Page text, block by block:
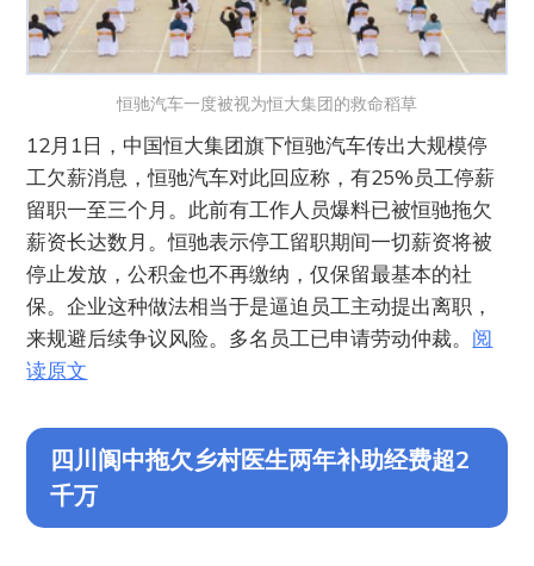
恒驰汽车一度被视为恒大集团的救命稻草
12月1日，中国恒大集团旗下恒驰汽车传出大规模停
工欠薪消息，恒驰汽车对此回应称，有25%员工停薪
留职一至三个月。此前有工作人员爆料已被恒驰拖欠
薪资长达数月。恒驰表示停工留职期间一切薪资将被
停止发放，公积金也不再缴纳，仅保留最基本的社
保。企业这种做法相当于是逼迫员工主动提出离职，
来规避后续争议风险。多名员工已申请劳动仲裁。 阅
读原文
四川阆中拖欠乡村医生两年补助经费超2
千万